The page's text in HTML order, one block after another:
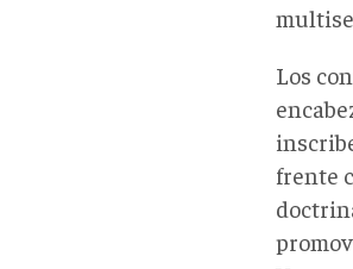
Los
frente